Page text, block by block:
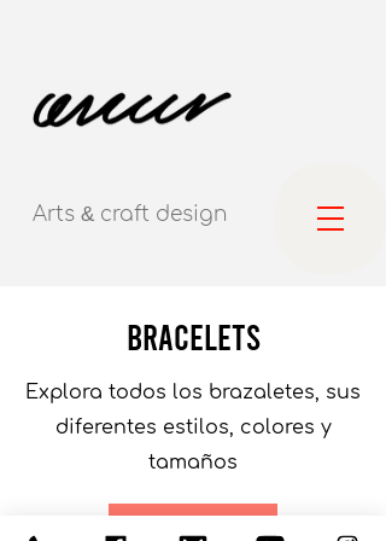
Arts & craft design
bracelets
Explora todos los brazaletes, sus
diferentes estilos, colores y
tamaños